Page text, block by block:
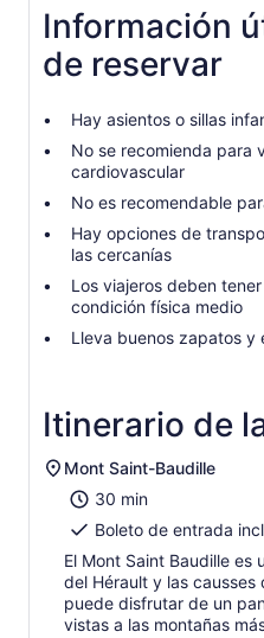
Información
de reservar
Hay asientos o sillas
No se recomienda para
cardiovascular
No es recomendable
Hay opciones de
las cercanías
Los viajeros deben
condición física medio
Lleva buenos zapatos y
Itinerario de
Mont Saint-Baudille
30 min
Boleto de entrada
El Mont Saint Baudille es
del Hérault y las causses
puede disfrutar de un
vistas a las montañas